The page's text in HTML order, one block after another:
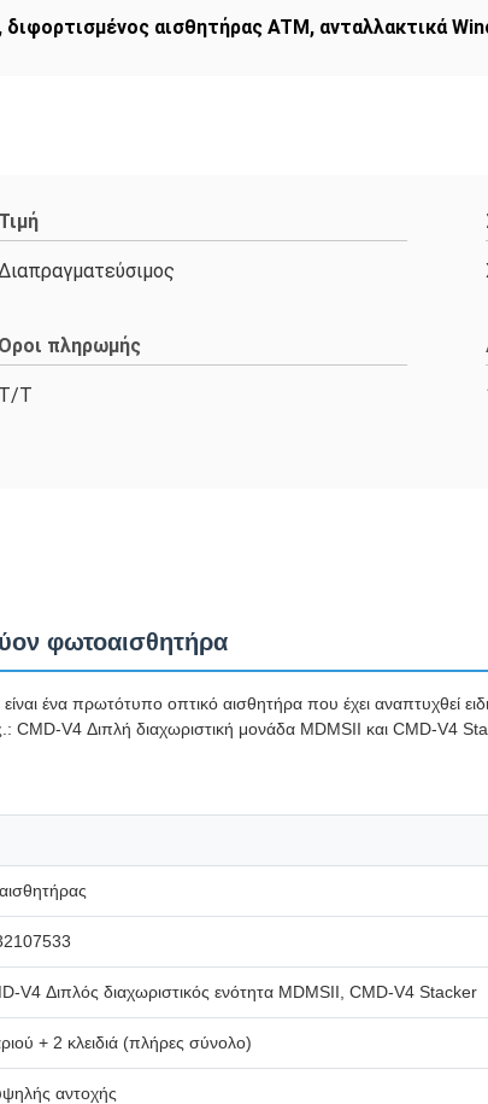
διφορτισμένος αισθητήρας ATM, ανταλλακτικά
Τιμή
πληρωμής
T/T
φωτοαισθητήρα
ένα πρωτότυπο οπτικό αισθητήρα που έχει αναπτυχθεί
CMD-V4 Διπλή διαχωριστική μονάδα MDMSII και CMD-V4
V4 Διπλός διαχωριστικός ενότητα MDMSII, CMD-V4 Stacker
+ 2 κλειδιά (πλήρες σύνολο)
αντοχής